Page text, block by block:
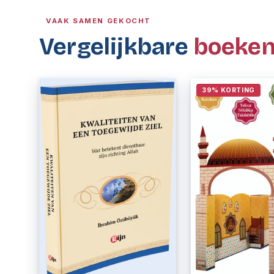
VAAK SAMEN GEKOCHT
Vergelijkbare
39% KORTING